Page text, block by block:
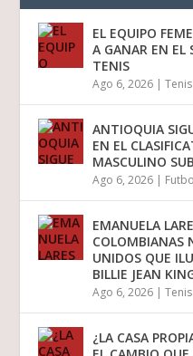
EL EQUIPO
A GANAR EN EL
TENIS
Ago 6, 2026 |Tenis
ANTIOQUIA
EN EL
MASCULINO
Ago 6, 2026 |
EMANUELA
COLOMBIANAS
UNIDOS QUE
BILLIE JEAN
Ago 6, 2026 |Tenis
¿LA CASA